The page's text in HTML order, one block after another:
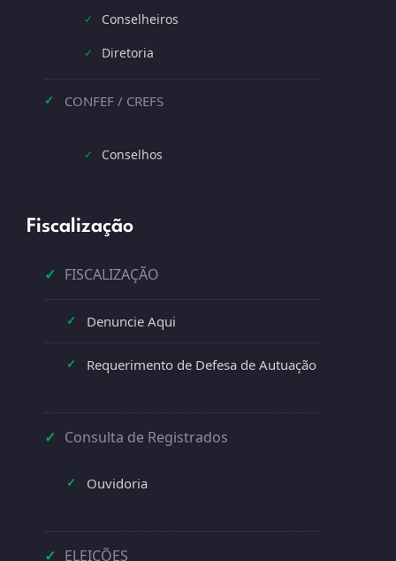
✓ Conselheiros
✓ Diretoria
✓ CONFEF / CREFS
✓ Conselhos
Fiscalização
✓ FISCALIZAÇÃO
✓ Denuncie Aqui
✓ Requerimento de Defesa de Autuação
✓ Consulta de Registrados
✓ Ouvidoria
✓ ELEIÇÕES